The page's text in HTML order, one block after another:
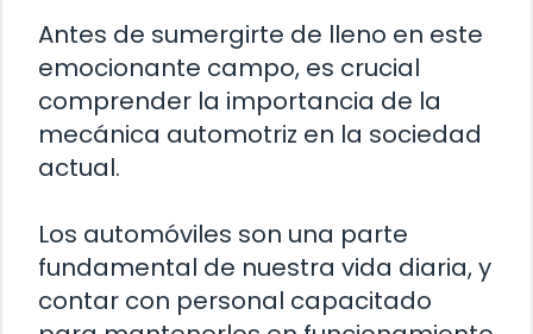
Antes de sumergirte de lleno en este
emocionante campo, es crucial
comprender la importancia de la
mecánica automotriz en la sociedad
actual.
Los automóviles son una parte
fundamental de nuestra vida diaria, y
contar con personal capacitado